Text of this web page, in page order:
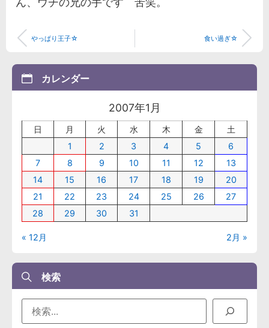
やっぱり王子☆ 食い過ぎ☆
カレンダー
2007年1月
日 月 火 水 木 金
土
1
2 3 4 5
6
7
8 9 10 11 12
13
14
15 16 17 18 19
20
21
22 23 24 25 26
27
28
29 30 31
« 12月 2月 »
検索